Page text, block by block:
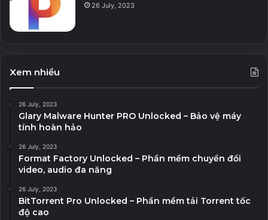
26 July, 2023
Xem nhiều
26 July, 2023
Glary Malware Hunter PRO Unlocked – Bảo vệ máy
tính hoàn hảo
26 July, 2023
Format Factory Unlocked – Phần mềm chuyển đổi
video, audio đa năng
26 July, 2023
BitTorrent Pro Unlocked – Phần mềm tải Torrent tốc
độ cao